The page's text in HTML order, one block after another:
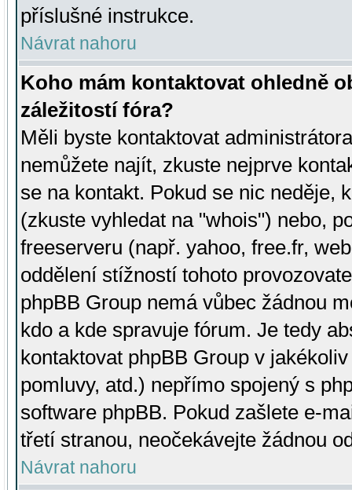
příslušné instrukce.
Návrat nahoru
Koho mám kontaktovat ohledně
záležitostí fóra?
Měli byste kontaktovat
nemůžete najít, zkuste nejprve
se na kontakt. Pokud se nic neděje,
(zkuste vyhledat na "whois") nebo,
freeserveru (např. yahoo, free.fr,
oddělení stížností tohoto
phpBB Group nemá vůbec žádnou
kdo a kde spravuje fórum. Je tedy
kontaktovat phpBB Group v
pomluvy, atd.) nepřímo spojený s
software phpBB. Pokud zašlete e-
třetí stranou, neočekávejte žádnou
Návrat nahoru